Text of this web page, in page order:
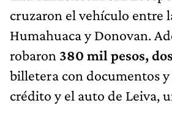
cruzaron el vehículo entre
Humahuaca y Donovan.
robaron 380 mil pesos,
billetera con documentos
crédito y el auto de Leiva,